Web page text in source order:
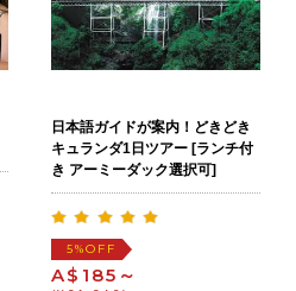
日本語ガイドが案内！どきどき
キュランダ1日ツアー [ランチ付
き アーミーダック選択可]
5%OFF
A$185～